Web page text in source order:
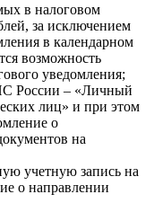
в налоговом
за исключением
в календарном
возможность
уведомления;
России – «Личный
лиц» и при этом
о
на
учетную запись на
о направлении